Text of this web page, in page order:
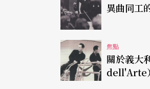
歌曲都較不爲人知。其他常出現
人安拿克里昂之墓》Auakreons
Jahr等。在《歌德詩篇》中
轉移到伴奏的和聲，節奏和調性
不多見。
異曲同工
焦點
關於義大
dell'Arte）